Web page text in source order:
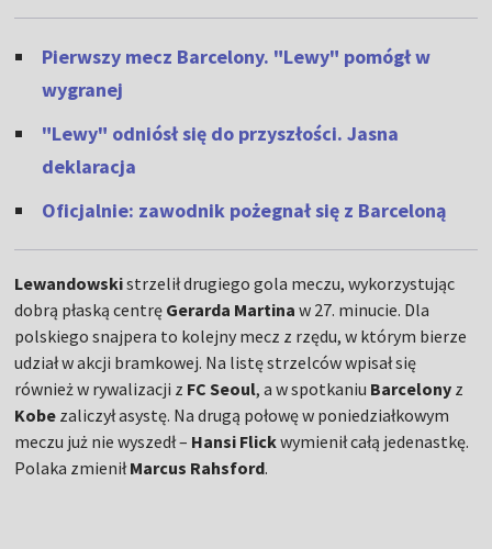
Pierwszy mecz Barcelony. "Lewy" pomógł w
wygranej
"Lewy" odniósł się do przyszłości. Jasna
deklaracja
Oficjalnie: zawodnik pożegnał się z Barceloną
Lewandowskistrzelił drugiego gola meczu, wykorzystując
dobrą płaską centrę Gerarda Martinaw 27. minucie. Dla
polskiego snajpera to kolejny mecz z rzędu, w którym bierze
udział w akcji bramkowej. Na listę strzelców wpisał się
również w rywalizacji z FC Seoul, a w spotkaniu Barcelony z
Kobe zaliczył asystę. Na drugą połowę w poniedziałkowym
meczu już nie wyszedł – Hansi Flickwymienił całą jedenastkę.
Polaka zmieniłMarcus Rahsford.